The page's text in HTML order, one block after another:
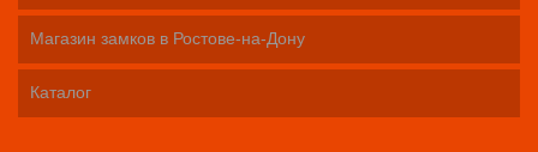
Магазин замков в Ростове-на-Дону
Каталог